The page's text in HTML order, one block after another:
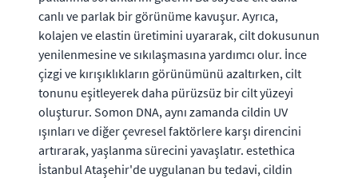
canlı ve parlak bir görünüme kavuşur. Ayrıca,
kolajen ve elastin üretimini uyararak, cilt dokusunun
yenilenmesine ve sıkılaşmasına yardımcı olur. İnce
çizgi ve kırışıklıkların görünümünü azaltırken, cilt
tonunu eşitleyerek daha pürüzsüz bir cilt yüzeyi
oluşturur. Somon DNA, aynı zamanda cildin UV
ışınları ve diğer çevresel faktörlere karşı direncini
artırarak, yaşlanma sürecini yavaşlatır. estethica
İstanbul Ataşehir'de uygulanan bu tedavi, cildin